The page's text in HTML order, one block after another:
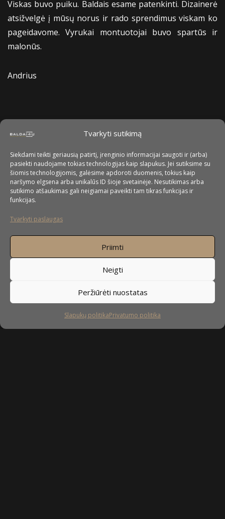
Tvarkyti sutikimą
Siekdami teikti geriausią patirtį, įrenginio informacijai saugoti ir (arba)
pasiekti naudojame tokias technologijas kaip slapukus. Jei sutiksime su
šiomis technologijomis, galėsime apdoroti duomenis, tokius kaip
naršymo elgsena arba unikalūs ID šioje svetainėje. Nesutikimas arba
sutikimo atšaukimas gali neigiamai paveikti tam tikras funkcijas ir
funkcijas.
Tvarkyti paslaugas
Priimti
Neigti
Peržiūrėti nuostatas
Slapukų politikaPrivatumo politika
Viskas buvo puiku. Baldais esame patenkinti. Dizainerė
atsižvelgė į mūsų norus ir rado sprendimus viskam ko
pageidavome. Vyrukai montuotojai buvo spartūs ir
malonūs.
Andrius
Sekite mus